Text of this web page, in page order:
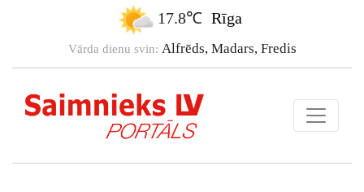
17.8℃ Rīga
Vārda dienu svin: Alfrēds, Madars, Fredis